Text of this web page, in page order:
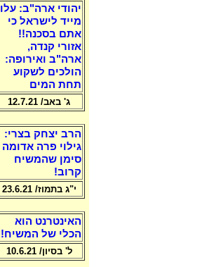
יהודי ארה"ב: עלו
מייד לישראל כי
אתם בסכנה!!
אזורי קנדה,
ארה"ב ואירופה:
הולכים לשקוע
תחת המים
ג' באב/ 12.7.21
הרב יצחק בצרי:
גילוי פרה אדומה
סימן שהמשיח
קרוב!
י"ג בתמוז/ 23.6.21
האינטרנט הוא
הכלי של המשיח!
ל' בסיון/ 10.6.21